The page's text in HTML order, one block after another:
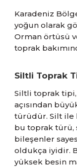
Karadeniz
yoğun olarak
Orman örtüsü
toprak
Siltli Toprak
Siltli toprak tipi,
açısından
türüdür. Silt ile
bu toprak türü,
bileşenler
oldukça iyidir.
yüksek besin